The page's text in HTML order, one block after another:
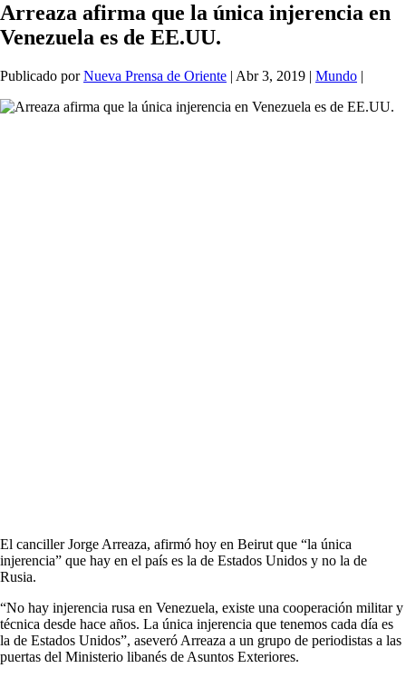
Arreaza afirma que la única injerencia en
Venezuela es de EE.UU.
Publicado porNueva Prensa de Oriente | Abr 3, 2019 | Mundo |
El canciller Jorge Arreaza, afirmó hoy en Beirut que “la única
injerencia” que hay en el país es la de Estados Unidos y no la de
Rusia.
“No hay injerencia rusa en Venezuela, existe una cooperación militar y
técnica desde hace años. La única injerencia que tenemos cada día es
la de Estados Unidos”, aseveró Arreaza a un grupo de periodistas a las
puertas del Ministerio libanés de Asuntos Exteriores.